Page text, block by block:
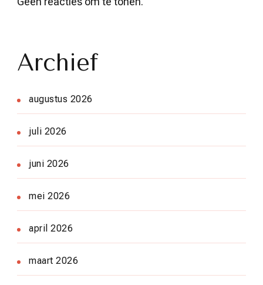
Archief
augustus 2026
juli 2026
juni 2026
mei 2026
april 2026
maart 2026